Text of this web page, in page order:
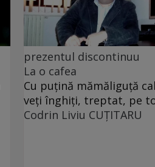
prezentul discontinuu
La o cafea
Cu puţină mămăliguţă
veţi înghiţi, treptat, pe
Codrin Liviu CUŢITARU